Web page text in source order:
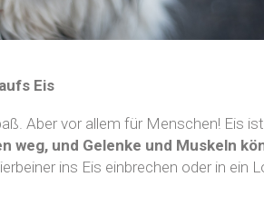
Eis
Aber vor allem für Menschen! Eis
weg, und Gelenke und Muskeln
ins Eis einbrechen oder in ein